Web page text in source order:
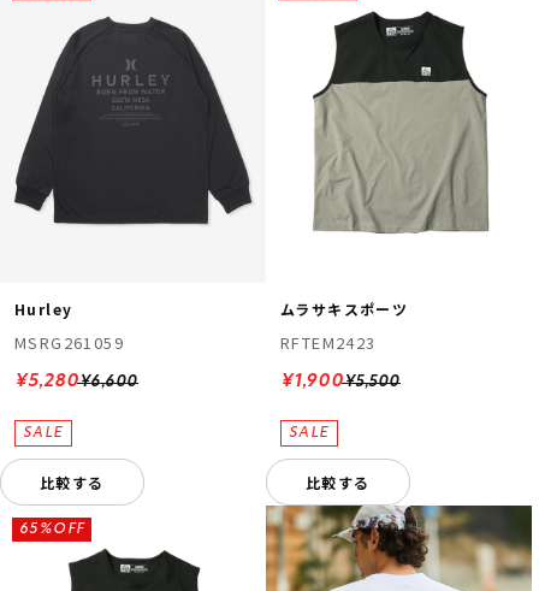
Hurley
MSRG261059
¥6,600
¥5,280
比較する
ムラサキスポーツ
RFTEM2423
¥5,500
¥1,900
比較する
65%OFF